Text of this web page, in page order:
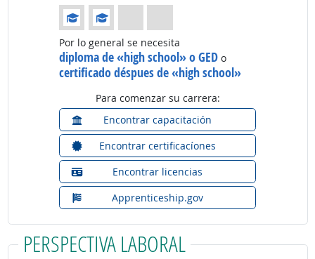
Educación: (Calificación 2 de 4)
Por lo general se necesita
diploma de «high school» o GED o
certificado déspues de «high school»
Para comenzar su carrera:
Encontrar capacitación
Encontrar certificacíones
Encontrar licencias
Apprenticeship.gov
PERSPECTIVA LABORAL